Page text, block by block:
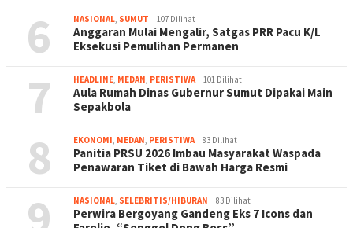
6 NASIONAL, SUMUT 107 Dilihat
Anggaran Mulai Mengalir, Satgas PRR Pacu K/L
Eksekusi Pemulihan Permanen
7 HEADLINE, MEDAN, PERISTIWA 101 Dilihat
Aula Rumah Dinas Gubernur Sumut Dipakai Main
Sepakbola
8 EKONOMI, MEDAN, PERISTIWA 83 Dilihat
Panitia PRSU 2026 Imbau Masyarakat Waspada
Penawaran Tiket di Bawah Harga Resmi
NASIONAL, SELEBRITIS/HIBURAN 83 Dilihat
Perwira Bergoyang Gandeng Eks 7 Icons dan